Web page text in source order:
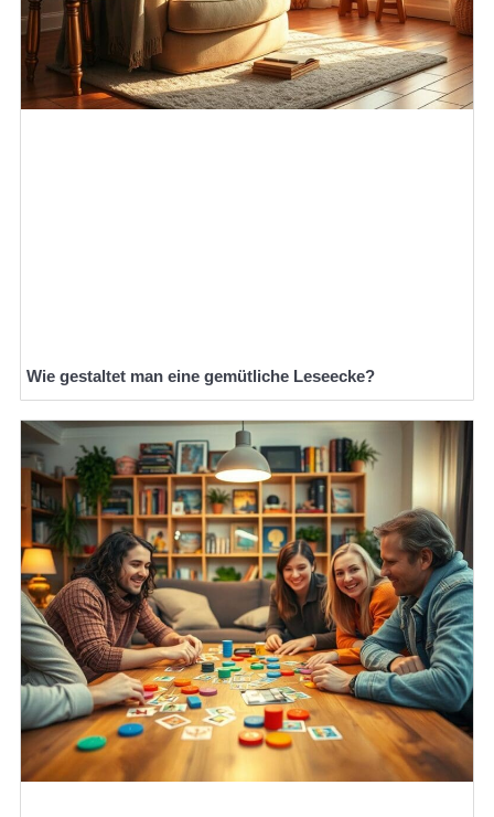
Wie gestaltet man eine gemütliche Leseecke?